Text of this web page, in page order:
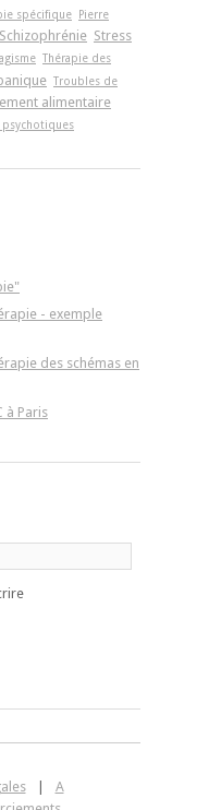
spécifique Pierre
Schizophrénie Stress
Thérapie des
Troubles de
alimentaire
psychotiques
- exemple
des schémas en
à Paris
A